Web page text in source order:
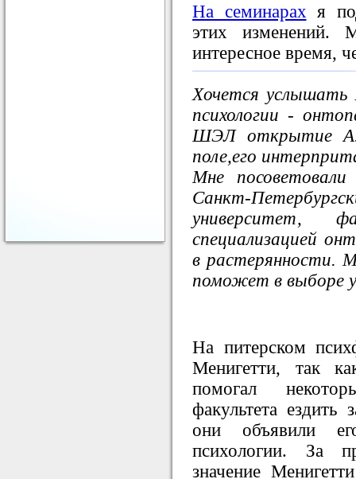
На семинарах я
этих изменений.
интересное время,
Хочется услышать
психологии -
ШЭЛ открытие
поле,его
Мне
Санкт-
университет,
специализацией
в растерянности.
поможет в выборе
На питерском
Менигетти, так
помогал
факультета ездить
они объявили
психологии. За
значение